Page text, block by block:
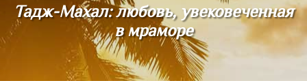
Тадж-Махал: любовь, увековеченная
в мраморе